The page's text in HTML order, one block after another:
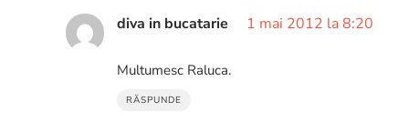
diva in bucatarie 1 mai 2012 la 8:20
Multumesc Raluca.
RĂSPUNDE